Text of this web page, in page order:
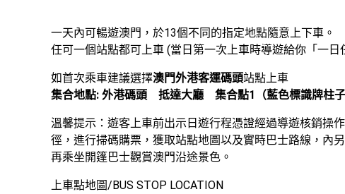
一天內可暢遊澳門，於13個不同的指定地點隨意上下車。
任可一個站點都可上車 (當日第一次上車時導遊給你「一日
如首次乘車建議選擇澳門外港客運碼頭
集合地點: 外港碼頭　抵達大廳　集合點1（藍色標識牌柱
溫馨提示：遊客上車前出示日遊行程憑證經過導遊核銷操
徑，進行掃碼購票，獲取站點地圖以及實時巴士路線，內
再乘坐開篷巴士觀賞澳門沿途景色。